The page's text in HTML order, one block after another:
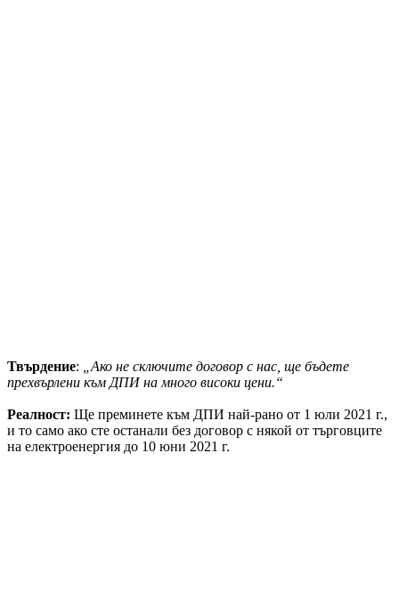
Твърдение:
„Ако не сключите договор с нас, ще бъдете
прехвърлени към ДПИ на много високи цени.“
Реалност: Ще преминете към ДПИ най-рано от 1 юли 2021 г.,
и то само ако сте останали без договор с някой от търговците
на електроенергия до 10 юни 2021 г.